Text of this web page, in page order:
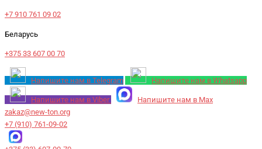
+7 910 761 09 02
Беларусь
+375 33 607 00 70
Напишите нам в Telegram Напишите нам в Whatsapp
Напишите нам в Viber
Напишите нам в Max
zakaz@new-ton.org
+7 (910) 761-09-02